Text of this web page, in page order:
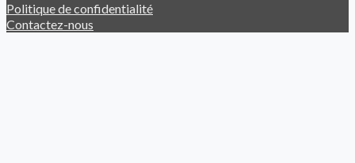
Politique de confidentialité
Contactez-nous